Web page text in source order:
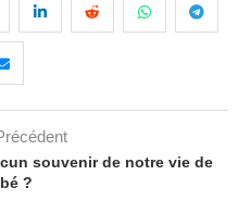
souvenir de notre vie de
?